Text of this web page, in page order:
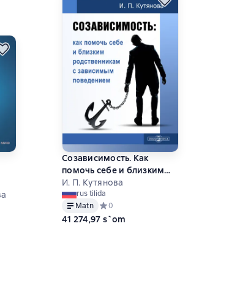
на основе 0 оценок
Созависимость. Как
помочь себе и близким
родственникам с
зависимым поведением
И. П. Кутянова
rus tilida
Matn
Средний рейтинг 0 на основе 0
0
41 274,97 s`om